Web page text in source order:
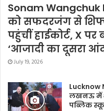
Sonam
को सफदरजंग से
पहुंचीं हाईकोर्ट, X
‘आजादी का दूसरा
July 19, 2026
Lucknow
लखनऊ में
पब्लिक